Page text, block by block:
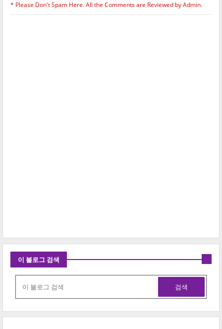
* Please Don't Spam Here. All the Comments are Reviewed by Admin.
이 블로그 검색